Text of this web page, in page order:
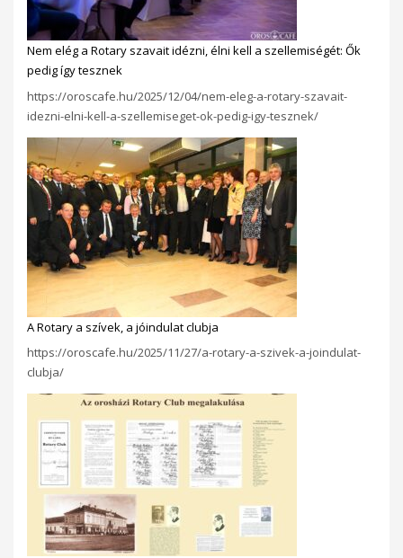
Nem elég a Rotary szavait idézni, élni kell a szellemiségét: Ők
pedig így tesznek
https://oroscafe.hu/2025/12/04/nem-eleg-a-rotary-szavait-
idezni-elni-kell-a-szellemiseget-ok-pedig-igy-tesznek/
A Rotary a szívek, a jóindulat clubja
https://oroscafe.hu/2025/11/27/a-rotary-a-szivek-a-joindulat-
clubja/